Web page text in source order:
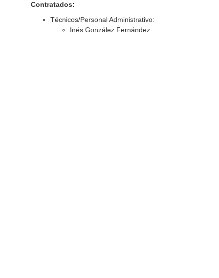
Contratados:
Técnicos/Personal Administrativo:
Inés González Fernández